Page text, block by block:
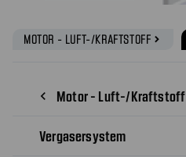
MOTOR - LUFT-/KRAFTSTOFF navigate_next
navigate_before Motor - Luft-/Kraftstoff
Vergasersystem